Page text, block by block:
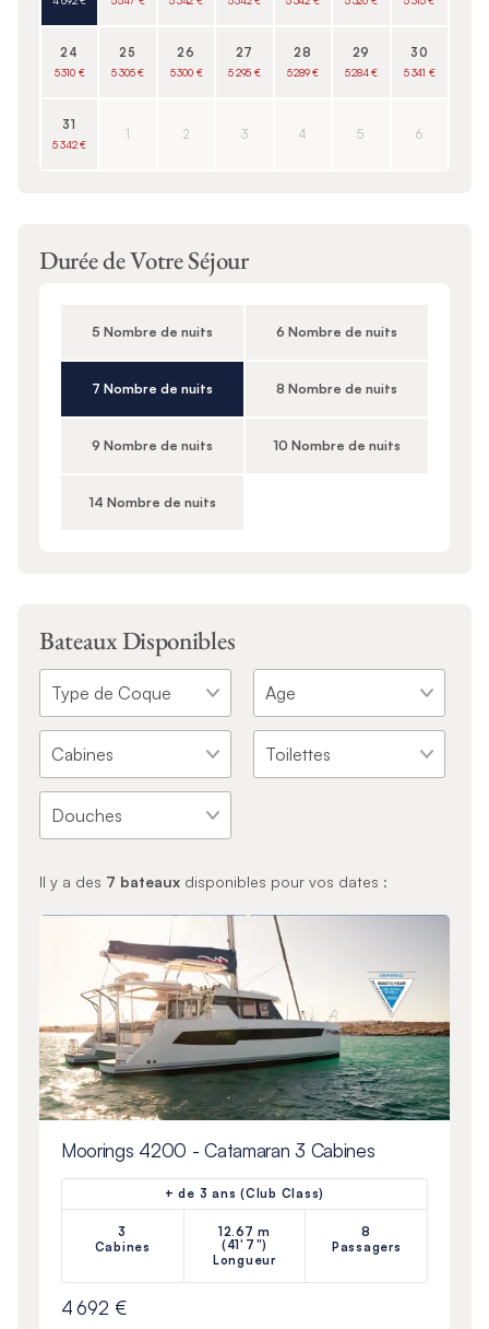
24
5 310 €
25
5 305 €
26
5 300 €
27
5 295 €
28
5 289 €
29
5 284 €
30
5 341 €
31
5 342 €
1 2 3 4 5 6
Durée de Votre Séjour
5 Nombre de nuits 6 Nombre de nuits
7 Nombre de nuits 8 Nombre de nuits
9 Nombre de nuits 10 Nombre de nuits
14 Nombre de nuits
Bateaux Disponibles
Il y a des 7 bateauxdisponibles pour vos dates :
Moorings 4200 - Catamaran 3 Cabines
+ de 3 ans (Club Class)
3
Cabines
12.67 m
(41'7")
Longueur
8
Passagers
4 692 €